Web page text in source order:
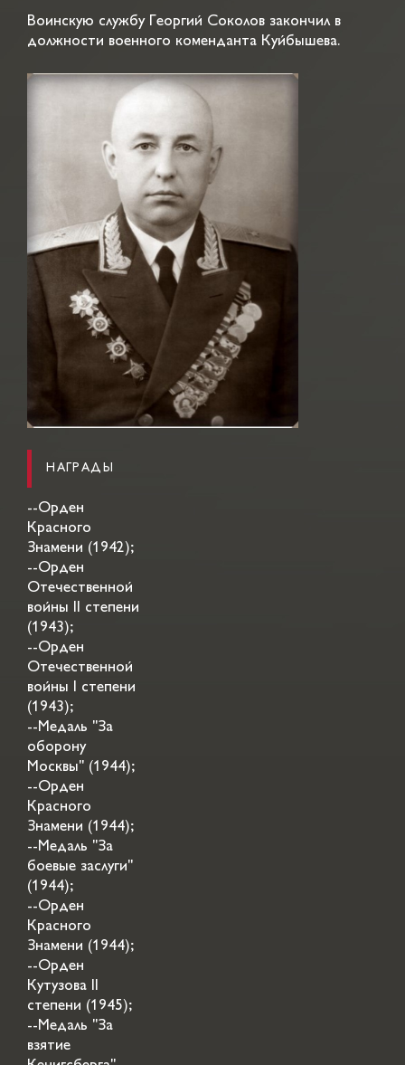
Воинскую службу Георгий Соколов закончил в
должности военного коменданта Куйбышева.
НАГРАДЫ
--Орден
Красного
Знамени (1942);
--Орден
Отечественной
войны II степени
(1943);
--Орден
Отечественной
войны I степени
(1943);
--Медаль "За
оборону
Москвы" (1944);
--Орден
Красного
Знамени (1944);
--Медаль "За
боевые заслуги"
(1944);
--Орден
Красного
Знамени (1944);
--Орден
Кутузова II
степени (1945);
--Медаль "За
взятие